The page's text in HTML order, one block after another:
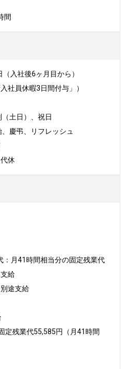
間
入社後6ヶ月目から）
社員休暇3日間付与」）
土日）、祝日
慶弔、リフレッシュ
休
：月41時間相当分の固定残業代
給
途支給
定残業代55,585円（月41時間